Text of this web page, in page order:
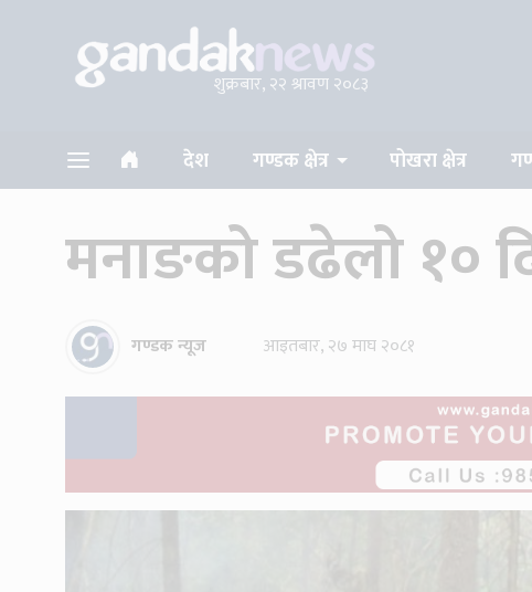
शुक्रबार, २२ श्रावण २०८३
देश गण्डक क्षेत्र पोखरा क्षेत्र
मनाङको डढेलो १०
गण्डक न्यूज आइतबार, २७ माघ २०८१